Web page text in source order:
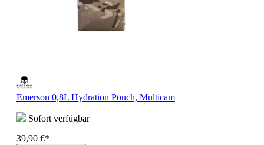
Emerson 0,8L Hydration Pouch, Multicam
Sofort verfügbar
39,90 €*